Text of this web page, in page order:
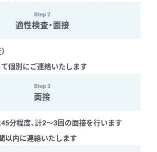
Step2
適性検査・面接
個別にご連絡いたします
Step3
面接
分程度、計2〜3回の面接を行います
以内に連絡いたします